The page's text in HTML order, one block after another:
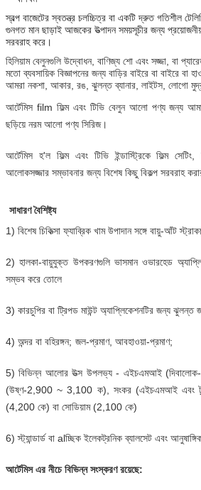
স্বল্প বাজেটের স্বতন্ত্র চলচ্চিত্র বা একটি দ্রুত গতিশীল
গুনগত মান ছাড়াই আজকের উত্পাদন সময়সূচীর জন্য
সরবরাহ করে।
হিলিয়াম বেলুনগুলি উদ্বোধন, বাণিজ্য শো এবং সজ্জা, বা
মতো ব্যবসায়িক বিজ্ঞাপনের জন্য বাড়ির বাইরে বা বাইরে বা
আমরা নকশা, আকার, রঙ, ঝুলন্ত ব্যানার, লাইটস, লোগো
আর্টেমিস film ফিল্ম এবং টিভি বেলুন আলো পণ্য জন্য
ছড়িয়ে নরম আলো পণ্য সিরিজ।
আর্টেমিস হ'ল ফিল্ম এবং টিভি ইন্ডাস্ট্রিকে ফিল্ম
আলোকসজ্জার সম্ভাবনার জন্য বিশেষ কিছু বিকল্প সরবরাহ করার
সাধারণ বৈশিষ্ট্য
1) বিশেষ চিকিত্সা ফ্যাব্রিক খাম উপাদান সঙ্গে বায়ু-আঁট
2) হালকা-বায়ুযুক্ত উপকরণগুলি ভাসমান ওভারহেড
সম্ভব করে তোলে
3) কারচুপির বা ট্রিপড মাউন্ট অ্যাপ্লিকেশনটির জন্য ঝুলন্ত
4) অন্দর বা বহিরঙ্গন; জল-প্রমাণ, আবহাওয়া-প্রমাণ;
5) বিভিন্ন আলোর উত্স উপলভ্য - এইচএমআই
(উষ্ণ-2,900 ~ 3,100 ক), সংকর (এইচএমআই এবং
(4,200 কে) বা সোডিয়াম (2,100 কে)
6) স্ট্যান্ডার্ড বা alচ্ছিক ইলেকট্রনিক ব্যালসেট এবং
আর্টেমিস এর নীচে বিভিন্ন সংস্করণ রয়েছে: